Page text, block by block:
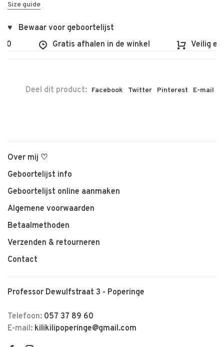
Size guide
♥ Bewaar voor geboortelijst
Gratis afhalen in de winkel Veilig en
Deel dit product: Facebook Twitter Pinterest E-mail
Over mij ♡
Geboortelijst info
Geboortelijst online aanmaken
Algemene voorwaarden
Betaalmethoden
Verzenden & retourneren
Contact
Professor Dewulfstraat 3 - Poperinge
Telefoon: 057 37 89 60
E-mail: kilikilipoperinge@gmail.com